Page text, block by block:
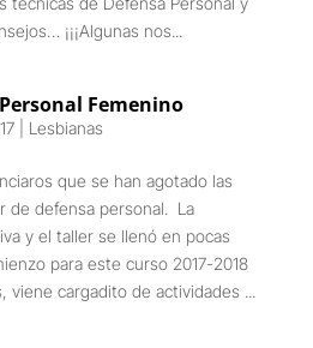
¡¡¡Algunas nos...
Femenino
| Lesbianas
que se han agotado las
de defensa personal. La
y el taller se llenó en pocas
para este curso 2017-2018
viene cargadito de actividades ...